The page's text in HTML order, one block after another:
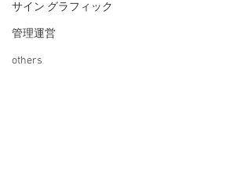
サイン グラフィック
管理運営
others